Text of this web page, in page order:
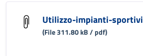
Utilizzo-impianti-sportivi
(File 311.80 kB / pdf)